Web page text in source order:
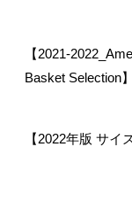
【2021-
Basket Selection】
【2022年版 サイ